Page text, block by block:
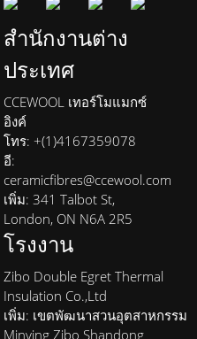
สำนักงานต่าง
ประเทศ
CCEWOOL เทอร์โมแมกซ์
อิงค์
โทร: +(1)4167359078
อี:
ceramicfibres@ccewool.com
เพิ่ม: 341 Talbot St,
London, ON N6A 2R5
โรงงาน
Zibo Double Egret Thermal
Insulation Co.,Ltd
เพิ่ม: เขตพัฒนาสวนอุตสาหกรรม
Minying Zibo Shandong